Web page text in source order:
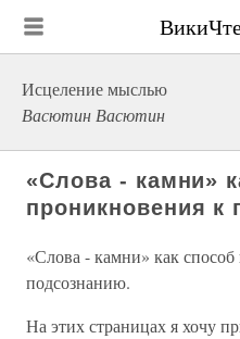
Исцеление мыслью
Васютин Васютин
«Слова - камни»
проникновения к
«Слова - камни» как
подсознанию.
На этих страницах я хочу